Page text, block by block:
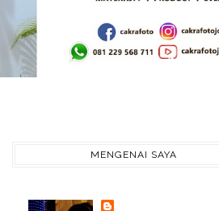
MENGENAI SAYA